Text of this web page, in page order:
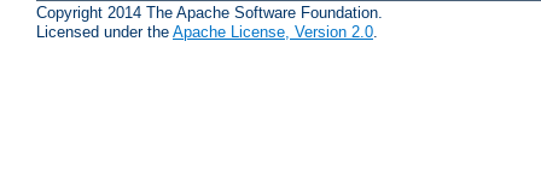
Copyright 2014 The Apache Software Foundation.
Licensed under the Apache License, Version 2.0.